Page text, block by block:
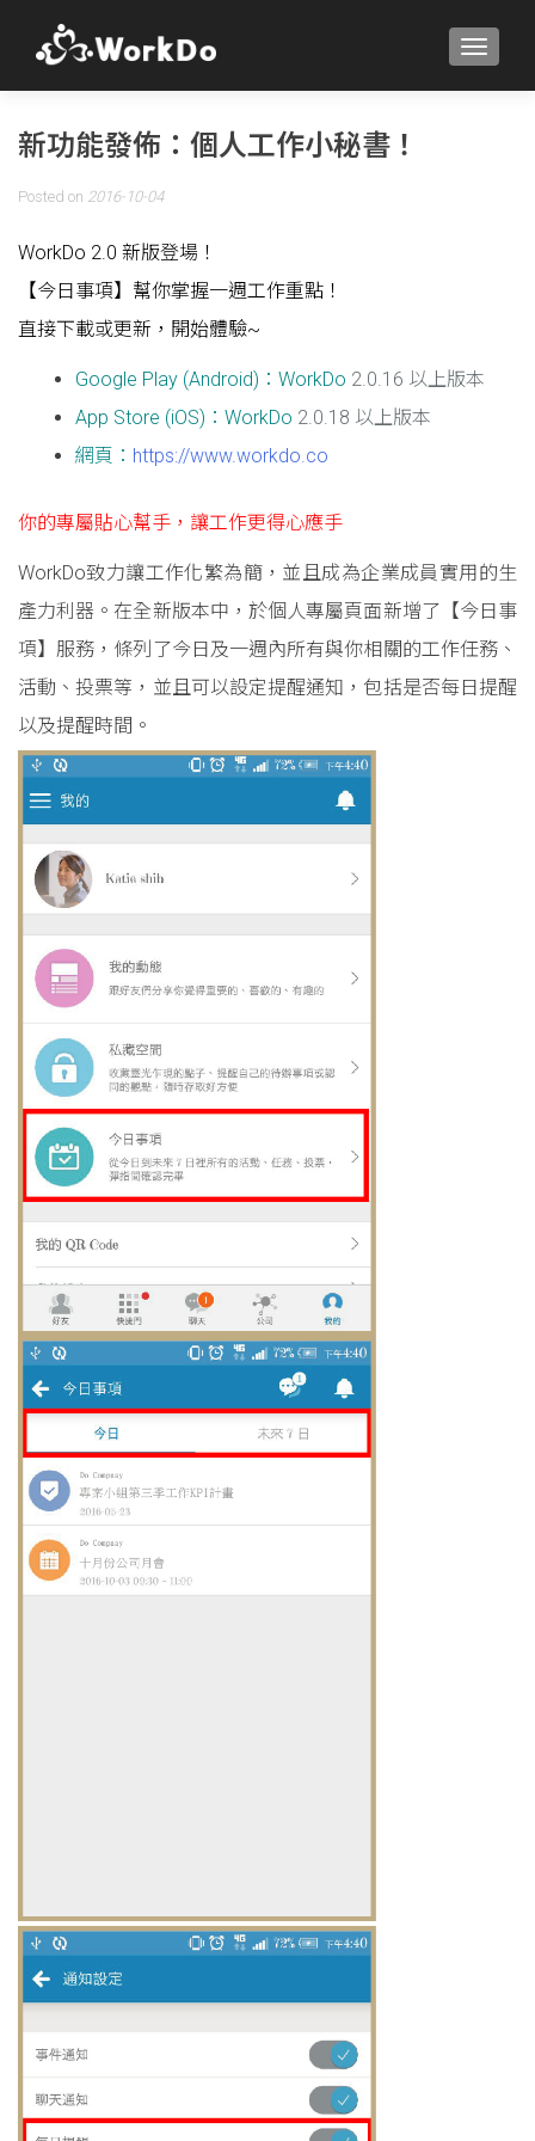
新功能發佈：個人工作小秘書！
Posted on 2016-10-04
WorkDo 2.0 新版登場！
【今日事項】幫你掌握一週工作重點！
直接下載或更新，開始體驗~
Google Play (Android)：WorkDo 2.0.16 以上版本
App Store (iOS)：WorkDo 2.0.18 以上版本
網頁： https://www.workdo.co
你的專屬貼心幫手， 讓工作更得心應手
WorkDo致力讓工作化繁為簡，並且成為企業成員實用的生
產力利器。在全新版本中，於個人專屬頁面新增了【今日事
項】服務，條列了今日及一週內所有與你相關的工作任務、
活動、投票等，並且可以設定提醒通知，包括是否每日提醒
以及提醒時間。